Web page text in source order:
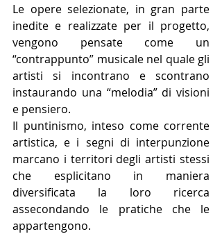
Le opere selezionate, in gran parte
inedite e realizzate per il progetto,
vengono pensate come un
“contrappunto” musicale nel quale gli
artisti si incontrano e scontrano
instaurando una “melodia” di visioni
e pensiero.
Il puntinismo, inteso come corrente
artistica, e i segni di interpunzione
marcano i territori degli artisti stessi
che esplicitano in maniera
diversificata la loro ricerca
assecondando le pratiche che le
appartengono.